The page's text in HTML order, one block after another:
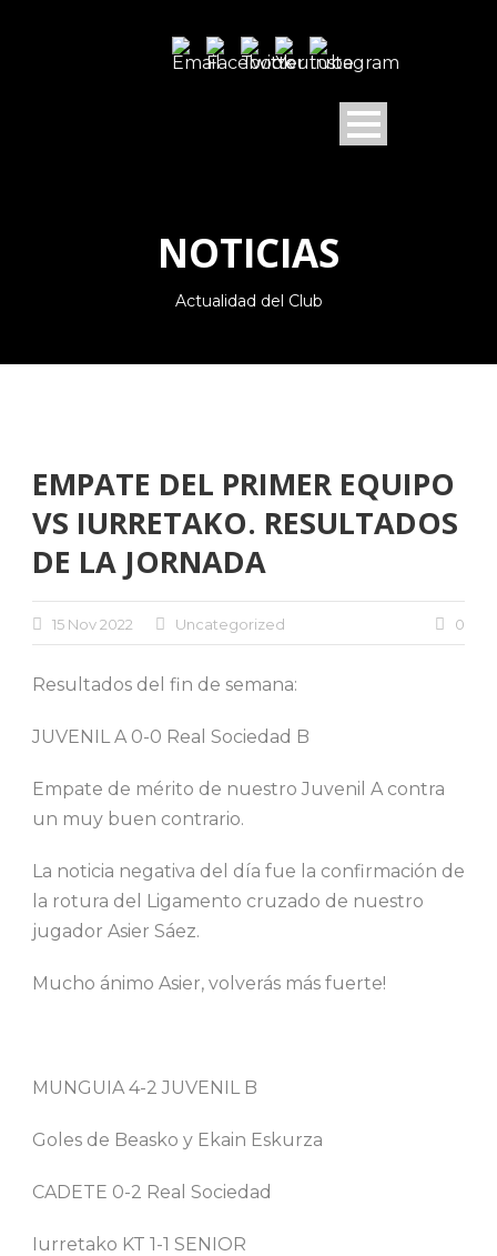
NOTICIAS
Actualidad del Club
EMPATE DEL PRIMER EQUIPO
VS IURRETAKO. RESULTADOS
DE LA JORNADA
15 Nov 2022 Uncategorized 0
Resultados del fin de semana:
JUVENIL A 0-0 Real Sociedad B
Empate de mérito de nuestro Juvenil A contra
un muy buen contrario.
La noticia negativa del día fue la confirmación de
la rotura del Ligamento cruzado de nuestro
jugador Asier Sáez.
Mucho ánimo Asier, volverás más fuerte!
MUNGUIA 4-2 JUVENIL B
Goles de Beasko y Ekain Eskurza
CADETE 0-2 Real Sociedad
Iurretako KT 1-1 SENIOR